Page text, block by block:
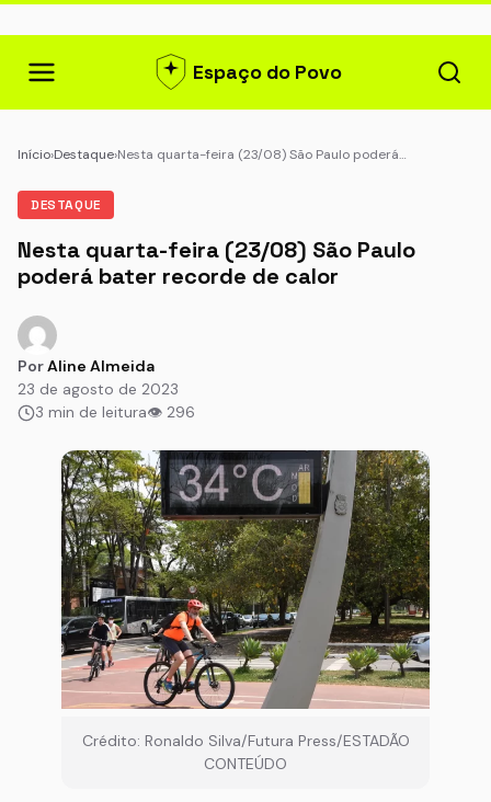
Espaço do Povo
Início›Destaque›Nesta quarta-feira (23/08) São Paulo poderá…
DESTAQUE
Nesta quarta-feira (23/08) São Paulo
poderá bater recorde de calor
PorAline Almeida
23 de agosto de 2023
3 min de leitura👁 296
Crédito: Ronaldo Silva/Futura Press/ESTADÃO
CONTEÚDO